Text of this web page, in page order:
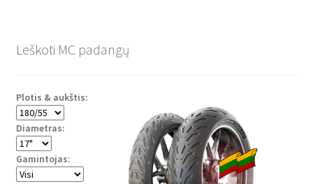
Leškoti MC padangų
Plotis & aukštis:
Diametras:
Gamintojas: